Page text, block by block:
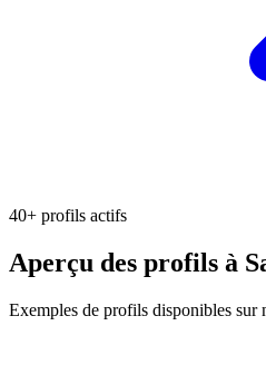
40+ profils actifs
Aperçu des profils à
Exemples de profils disponibles sur